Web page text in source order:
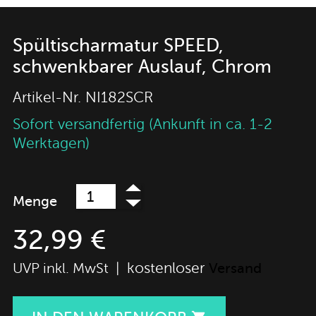
Spültischarmatur SPEED,
schwenkbarer Auslauf, Chrom
Artikel-Nr. NI182SCR
Sofort versandfertig (Ankunft in ca. 1-2
Werktagen)
Menge
32,99 €
UVP inkl. MwSt | kostenloser